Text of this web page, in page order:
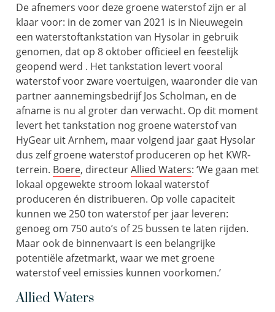
De afnemers voor deze groene waterstof zijn er al
klaar voor: in de zomer van 2021 is in Nieuwegein
een waterstoftankstation van Hysolar in gebruik
genomen, dat op 8 oktober officieel en feestelijk
geopend werd . Het tankstation levert vooral
waterstof voor zware voertuigen, waaronder die van
partner aannemingsbedrijf Jos Scholman, en de
afname is nu al groter dan verwacht. Op dit moment
levert het tankstation nog groene waterstof van
HyGear uit Arnhem, maar volgend jaar gaat Hysolar
dus zelf groene waterstof produceren op het KWR-
terrein. Boere, directeurAllied Waters: ‘We gaan met
lokaal opgewekte stroom lokaal waterstof
produceren én distribueren. Op volle capaciteit
kunnen we 250 ton waterstof per jaar leveren:
genoeg om 750 auto’s of 25 bussen te laten rijden.
Maar ook de binnenvaart is een belangrijke
potentiële afzetmarkt, waar we met groene
waterstof veel emissies kunnen voorkomen.’
Allied Waters